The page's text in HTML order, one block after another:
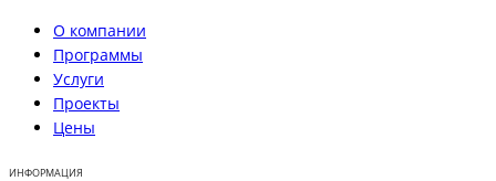
О компании
Программы
Услуги
Проекты
Цены
ИНФОРМАЦИЯ